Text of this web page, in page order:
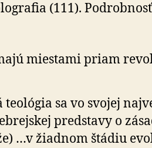
(111).
miestami priam
teológia sa vo svojej
predstavy o
…v žiadnom štádiu